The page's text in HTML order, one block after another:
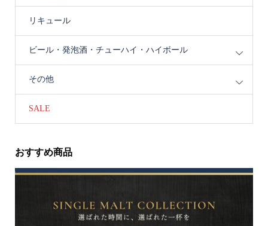
リキュール
ビール・発泡酒・チューハイ・ハイボール
その他
SALE
おすすめ商品